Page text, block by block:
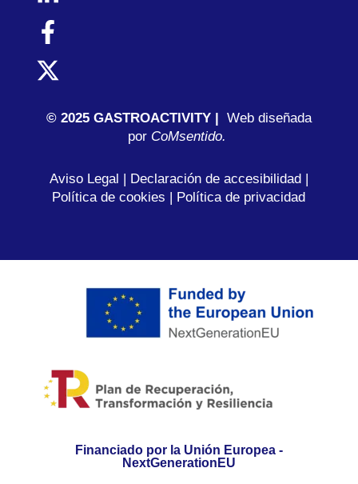
© 2025 GASTROACTIVITY | Web diseñada
porCoMsentido.
Aviso Legal | Declaración de accesibilidad|
Política de cookies | Política de privacidad
Financiado por la Unión Europea -
NextGenerationEU